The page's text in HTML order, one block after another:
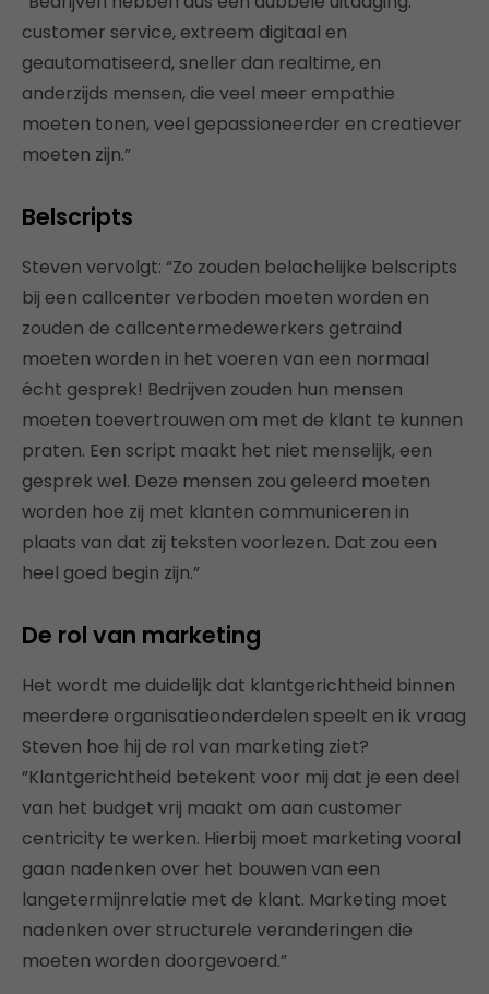
customer service, extreem digitaal en
geautomatiseerd, sneller dan realtime, en
anderzijds mensen, die veel meer empathie
moeten tonen, veel gepassioneerder en creatiever
moeten zijn.”
Belscripts
Steven vervolgt: “Zo zouden belachelijke belscripts
bij een callcenter verboden moeten worden en
zouden de callcentermedewerkers getraind
moeten worden in het voeren van een normaal
écht gesprek! Bedrijven zouden hun mensen
moeten toevertrouwen om met de klant te kunnen
praten. Een script maakt het niet menselijk, een
gesprek wel. Deze mensen zou geleerd moeten
worden hoe zij met klanten communiceren in
plaats van dat zij teksten voorlezen. Dat zou een
heel goed begin zijn.”
De rol van marketing
Het wordt me duidelijk dat klantgerichtheid binnen
meerdere organisatieonderdelen speelt en ik vraag
Steven hoe hij de rol van marketing ziet?
”Klantgerichtheid betekent voor mij dat je een deel
van het budget vrij maakt om aan customer
centricity te werken. Hierbij moet marketing vooral
gaan nadenken over het bouwen van een
langetermijnrelatie met de klant. Marketing moet
nadenken over structurele veranderingen die
moeten worden doorgevoerd.”